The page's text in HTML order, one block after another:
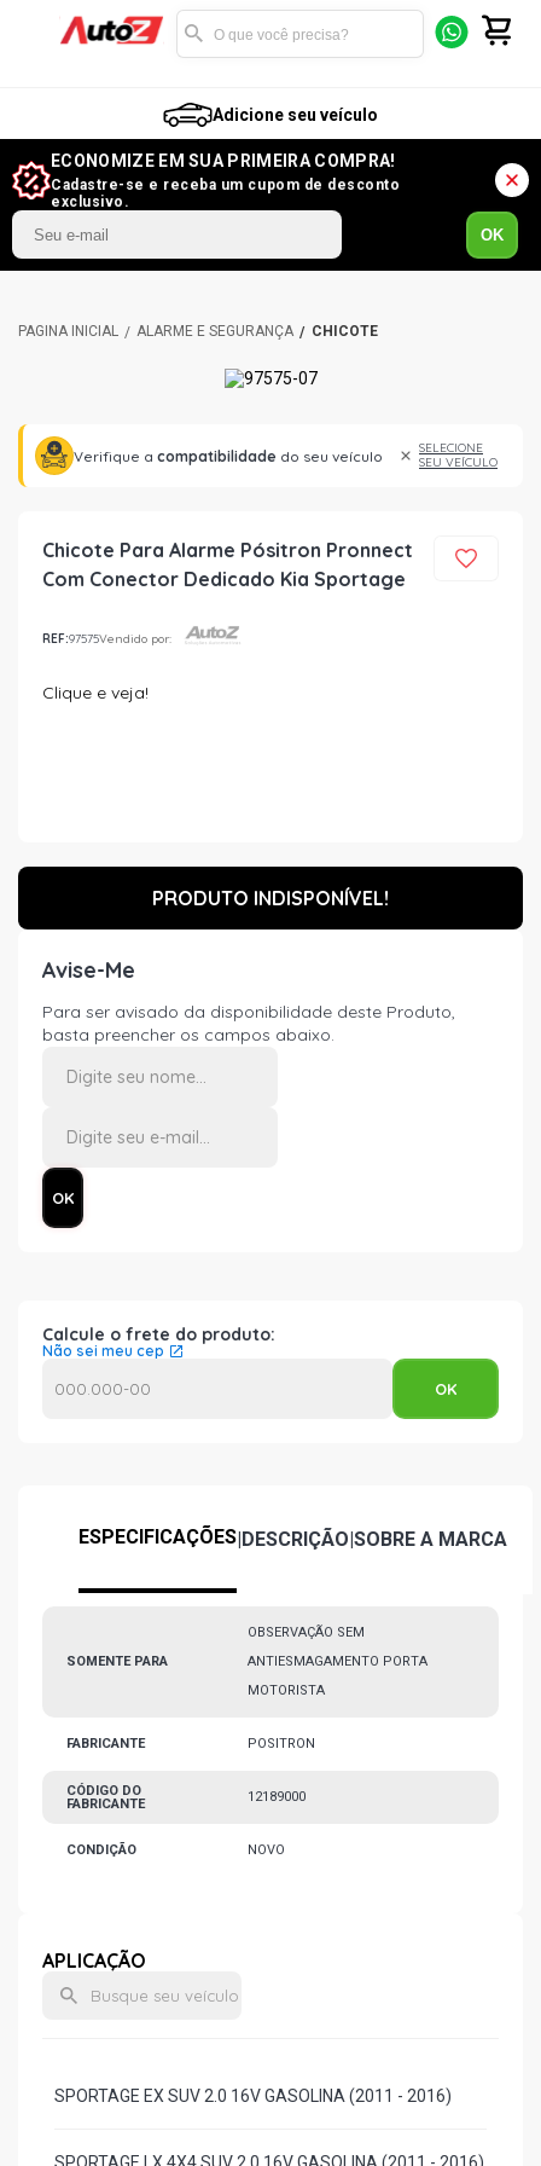
Adicione seu veículo
ECONOMIZE EM SUA PRIMEIRA COMPRA!
Cadastre-se e receba um cupom de desconto
exclusivo.
OK
ALARME E SEGURANÇA CHICOTE
Verifique a compatibilidade do seu veículo
SELECIONE
SEU VEÍCULO
Chicote Para Alarme Pósitron Pronnect
Com Conector Dedicado Kia Sportage
REF:97575Vendido por:
Clique e veja!
PRODUTO INDISPONÍVEL!
Avise-Me
Para ser avisado da disponibilidade deste Produto,
basta preencher os campos abaixo.
Calcule o frete do produto:
Não sei meu cep
ESPECIFICAÇÕES|DESCRIÇÃO|SOBRE A MARCA
SOMENTE PARA
OBSERVAÇÃO SEM
ANTIESMAGAMENTO PORTA
MOTORISTA
FABRICANTE POSITRON
CÓDIGO DO
FABRICANTE
12189000
CONDIÇÃO NOVO
APLICAÇÃO
SPORTAGE EX SUV 2.0 16V GASOLINA (2011 - 2016)